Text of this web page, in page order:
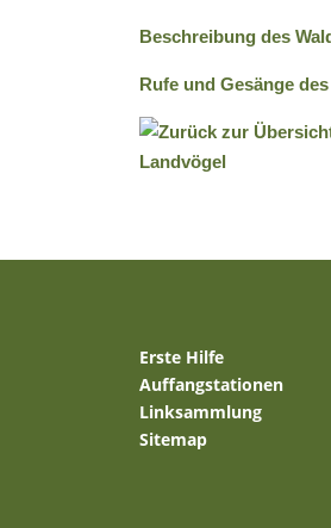
Beschreibung des
Rufe und Gesänge
Erste Hilfe
Auffangstationen
Linksammlung
Sitemap